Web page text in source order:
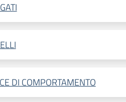
DI COMPORTAMENTO